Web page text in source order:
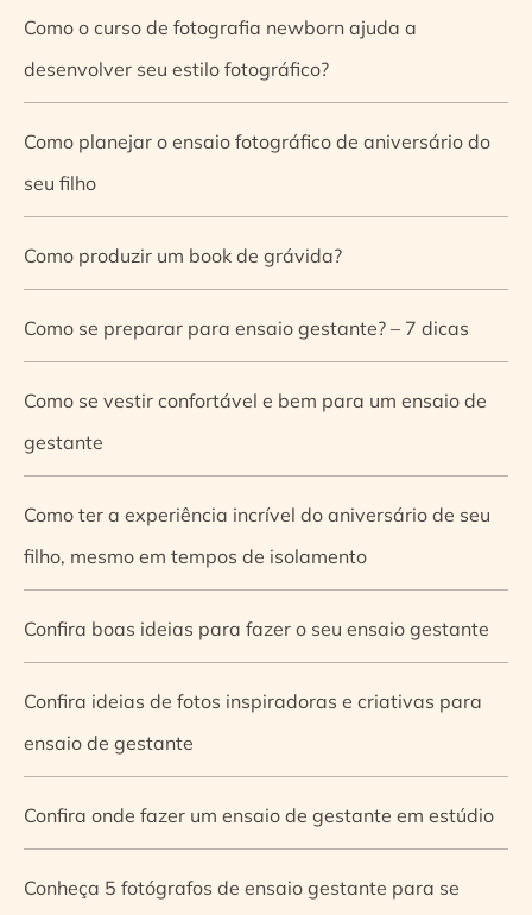
Como o curso de fotografia newborn ajuda a
desenvolver seu estilo fotográfico?
Como planejar o ensaio fotográfico de aniversário do
seu filho
Como produzir um book de grávida?
Como se preparar para ensaio gestante? – 7 dicas
Como se vestir confortável e bem para um ensaio de
gestante
Como ter a experiência incrível do aniversário de seu
filho, mesmo em tempos de isolamento
Confira boas ideias para fazer o seu ensaio gestante
Confira ideias de fotos inspiradoras e criativas para
ensaio de gestante
Confira onde fazer um ensaio de gestante em estúdio
Conheça 5 fotógrafos de ensaio gestante para se